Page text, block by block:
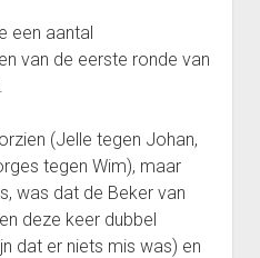
Reeks 3A
3B
3B
4D 2011 – 2012
4D
5D 2011 – 2012
5D
een aantal
van de eerste ronde van
(Jelle tegen Johan,
tegen Wim), maar
was dat de Beker van
deze keer dubbel
dat er niets mis was) en